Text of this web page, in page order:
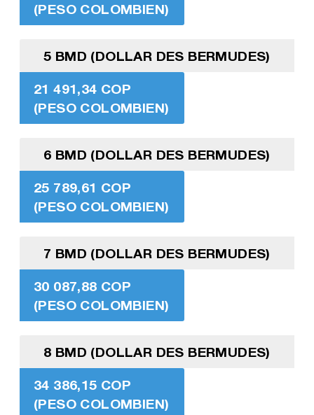
(PESO COLOMBIEN)
5 BMD (DOLLAR DES BERMUDES)
21 491,34 COP
(PESO COLOMBIEN)
6 BMD (DOLLAR DES BERMUDES)
25 789,61 COP
(PESO COLOMBIEN)
7 BMD (DOLLAR DES BERMUDES)
30 087,88 COP
(PESO COLOMBIEN)
8 BMD (DOLLAR DES BERMUDES)
34 386,15 COP
(PESO COLOMBIEN)